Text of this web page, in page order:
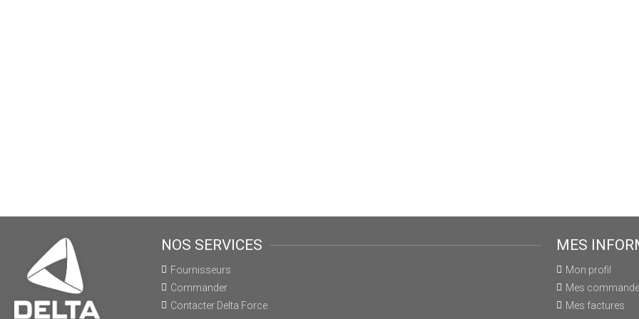
NOS SERVICES
Fournisseurs
Commander
Contacter Delta Force
MES
Mon profil
Mes
Mes factures